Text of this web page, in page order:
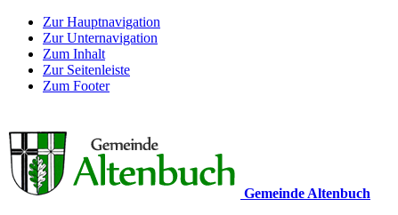
Zur Hauptnavigation
Zur Unternavigation
Zum Inhalt
Zur Seitenleiste
Zum Footer
Gemeinde Altenbuch